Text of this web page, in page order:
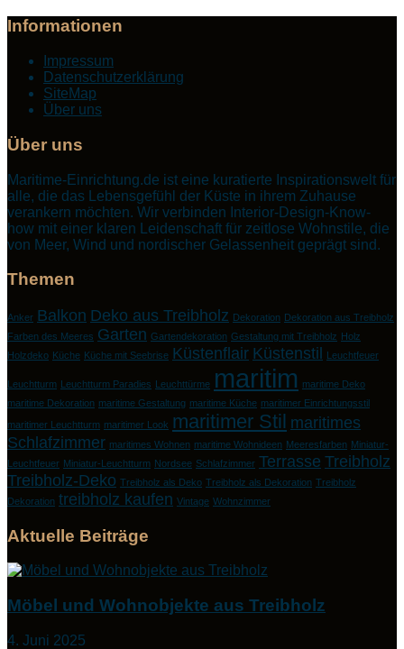
Informationen
Impressum
Datenschutzerklärung
SiteMap
Über uns
Über uns
Maritime-Einrichtung.de ist eine kuratierte Inspirationswelt für
alle, die das Lebensgefühl der Küste in ihrem Zuhause
verankern möchten. Wir verbinden Interior-Design-Know-
how mit einer klaren Leidenschaft für zeitlose Wohnstile, die
von Meer, Wind und nordischer Gelassenheit geprägt sind.
Themen
Anker Balkon Deko aus Treibholz Dekoration Dekoration aus Treibholz
Farben des Meeres Garten Gartendekoration Gestaltung mit Treibholz Holz
Holzdeko Küche Küche mit Seebrise Küstenflair Küstenstil Leuchtfeuer
Leuchtturm Leuchtturm Paradies Leuchttürme maritim maritime Deko
maritime Dekoration maritime Gestaltung maritime Küche maritimer Einrichtungsstil
maritimer Leuchtturm maritimer Look maritimer Stil maritimes
Schlafzimmer maritimes Wohnen maritime Wohnideen Meeresfarben Miniatur-
Leuchtfeuer Miniatur-Leuchtturm Nordsee Schlafzimmer Terrasse Treibholz
Treibholz-Deko Treibholz als Deko Treibholz als Dekoration Treibholz
Dekoration treibholz kaufen Vintage Wohnzimmer
Aktuelle Beiträge
Möbel und Wohnobjekte aus Treibholz
4. Juni 2025